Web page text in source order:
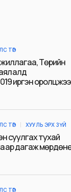
нийтлэхгүй.
ТӨР
Төрийн
иргэн оролцжээ
ТӨР ХУУЛЬ ЭРХ ЗҮЙ
суулгах тухай
дагаж
ТӨР